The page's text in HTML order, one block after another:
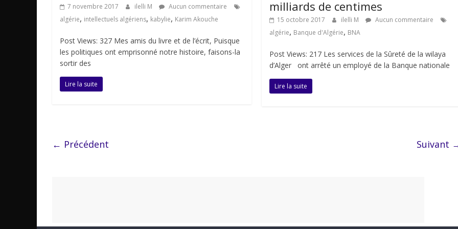
7 novembre 2017 ilelli M
Aucun commentaire
algérie, intellectuels algériens, kabylie, Karim Akouche
Post Views: 327 Mes amis du livre et de l’écrit, Puisque
les politiques ont emprisonné notre histoire, faisons-la
sortir des
Lire la suite
milliards de centimes
15 octobre 2017 ilelli M
Aucun commentaire
algérie, Banque d'Algérie, BNA
Post Views: 217 Les services de la Sûreté de la wilaya
d’Alger ont arrêté un employé de la Banque nationale
Lire la suite
← Précédent Suivant